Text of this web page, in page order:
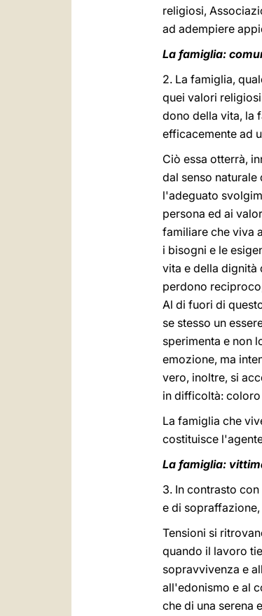
religiosi,
ad adempiere
La famiglia:
2. La famiglia,
quei valori
dono della vita, la
efficacemente ad
Ciò essa otterrà,
dal senso
l'adeguato
persona ed ai
familiare che viva
i bisogni e le
vita e della dignità
perdono
Al di fuori di
se stesso un
sperimenta e non
emozione, ma
vero, inoltre, si
in difficoltà: coloro
La famiglia che
costituisce
La famiglia:
3. In contrasto
e di
Tensioni si
quando il lavoro
sopravvivenza e
all'edonismo e al
che di una serena